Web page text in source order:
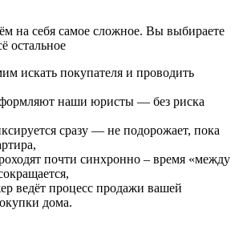
на себя самое сложное. Вы выбираете
остальное
искать покупателя и проводить
наши юристы — без риска
сразу — не подорожает, пока
почти синхронно – время «между
ведёт процесс продажи вашей
дома.